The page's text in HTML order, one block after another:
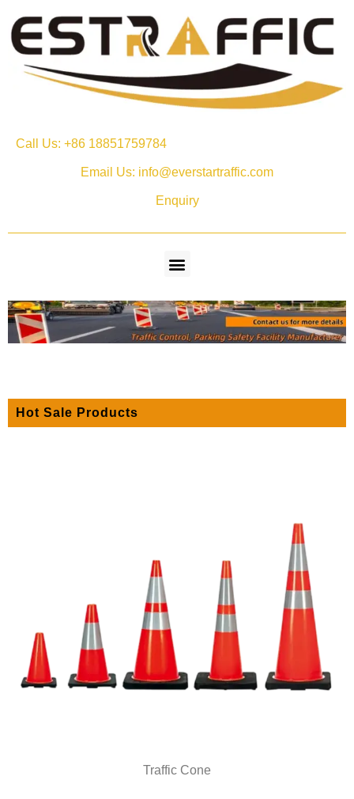
Call Us: +86 18851759784
Email Us: info@everstartraffic.com
Enquiry
Hot Sale Products
Traffic Cone